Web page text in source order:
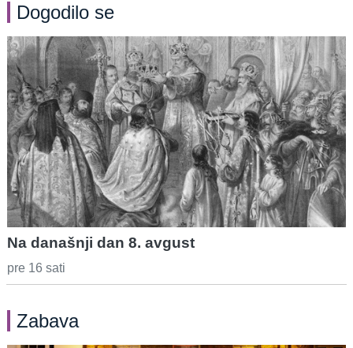
Dogodilo se
Na današnji dan 8. avgust
pre 16 sati
Zabava